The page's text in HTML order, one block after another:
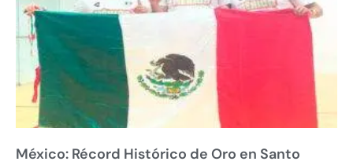
México: Récord Histórico de Oro en Santo